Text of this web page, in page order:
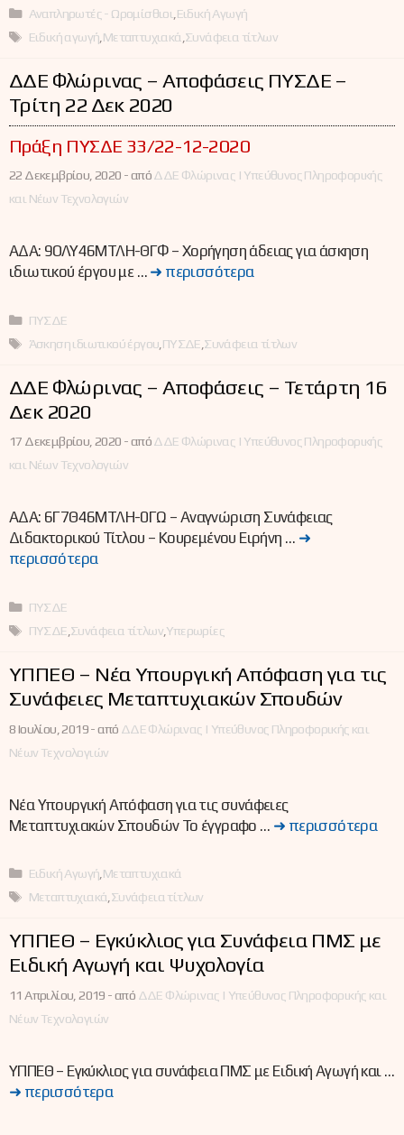
Κατηγορίες
Αναπληρωτές - Ωρομίσθιοι Ειδική Αγωγή
Ετικέτες
Ειδική αγωγή Μεταπτυχιακά Συνάφεια τίτλων
ΔΔΕ Φλώρινας – Αποφάσεις ΠΥΣΔΕ –
Τρίτη 22 Δεκ 2020
Πράξη ΠΥΣΔΕ 33/22-12-2020
22 Δεκεμβρίου, 2020 -απόΔΔΕ Φλώρινας | Υπεύθυνος Πληροφορικής
και Νέων Τεχνολογιών
ΑΔΑ: 9ΟΛΥ46ΜΤΛΗ-ΘΓΦ – Χορήγηση άδειας για άσκηση
ιδιωτικού έργου με … ➜ περισσότερα
Κατηγορίες
ΠΥΣΔΕ
Ετικέτες
Άσκηση ιδιωτικού έργου ΠΥΣΔΕ Συνάφεια τίτλων
ΔΔΕ Φλώρινας – Αποφάσεις – Τετάρτη 16
Δεκ 2020
17 Δεκεμβρίου, 2020 -απόΔΔΕ Φλώρινας | Υπεύθυνος Πληροφορικής
και Νέων Τεχνολογιών
ΑΔΑ: 6Γ7Θ46ΜΤΛΗ-0ΓΩ – Αναγνώριση Συνάφειας
Διδακτορικού Τίτλου – Κουρεμένου Ειρήνη … ➜
περισσότερα
Κατηγορίες
ΠΥΣΔΕ
Ετικέτες
ΠΥΣΔΕ Συνάφεια τίτλων Υπερωρίες
ΥΠΠΕΘ – Νέα Υπουργική Απόφαση για τις
Συνάφειες Μεταπτυχιακών Σπουδών
8 Ιουλίου, 2019 -από ΔΔΕ Φλώρινας | Υπεύθυνος Πληροφορικής και
Νέων Τεχνολογιών
Νέα Υπουργική Απόφαση για τις συνάφειες
Μεταπτυχιακών Σπουδών Το έγγραφο … ➜ περισσότερα
Κατηγορίες
Ειδική Αγωγή Μεταπτυχιακά
Ετικέτες
Μεταπτυχιακά Συνάφεια τίτλων
ΥΠΠΕΘ – Εγκύκλιος για Συνάφεια ΠΜΣ με
Ειδική Αγωγή και Ψυχολογία
11 Απριλίου, 2019 -από ΔΔΕ Φλώρινας | Υπεύθυνος Πληροφορικής και
Νέων Τεχνολογιών
ΥΠΠΕΘ – Εγκύκλιος για συνάφεια ΠΜΣ με Ειδική Αγωγή και …
➜ περισσότερα